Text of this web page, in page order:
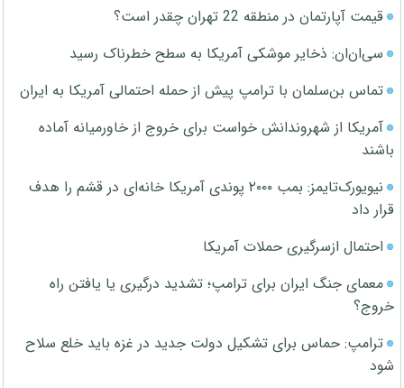
قیمت آپارتمان در منطقه 22 تهران چقدر است؟
سی‌ان‌ان: ذخایر موشکی آمریکا به سطح خطرناک رسید
تماس بن‌سلمان با ترامپ پیش از حمله احتمالی آمریکا به ایران
آمریکا از شهروندانش خواست برای خروج از خاورمیانه آماده
باشند
نیویورک‌تایمز: بمب ۲۰۰۰ پوندی آمریکا خانه‌ای در قشم را هدف
قرار داد
احتمال ازسرگیری حملات آمریکا
معمای جنگ ایران برای ترامپ؛ تشدید درگیری یا یافتن راه
خروج؟
ترامپ: حماس برای تشکیل دولت جدید در غزه باید خلع سلاح
شود